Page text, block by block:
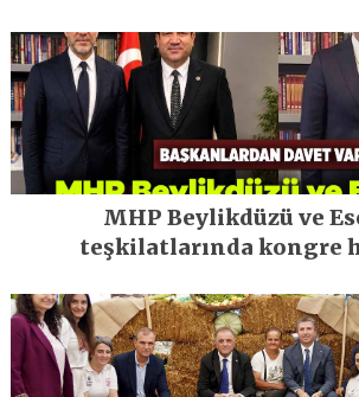
MHP Beylikdüzü ve
teşkilatlarında kongre